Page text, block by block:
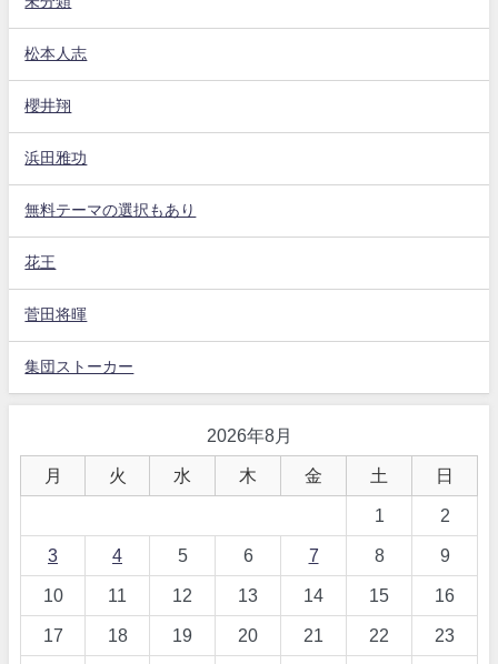
松本人志
櫻井翔
浜田雅功
無料テーマの選択もあり
花王
菅田将暉
集団ストーカー
2026年8月
月 火 水 木 金 土 日
1 2
3 4 5 6 7 8 9
10 11 12 13 14 15 16
17 18 19 20 21 22 23